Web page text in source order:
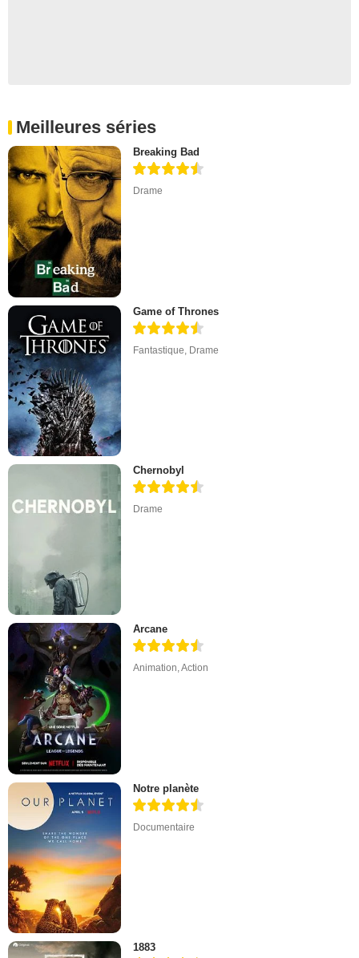
Meilleures séries
Breaking Bad
Drame
Game of Thrones
Fantastique Drame
Chernobyl
Drame
Arcane
Animation,Action
Notre planète
Documentaire
1883